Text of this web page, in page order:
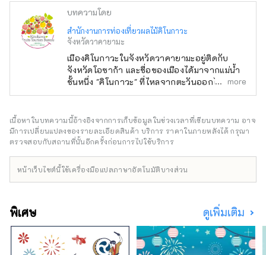
บทความโดย
สำนักงานการท่องเที่ยวผลไม้คิโนกาวะ
จังหวัดวาคายามะ
เมืองคิโนกาวะในจังหวัดวาคายามะอยู่ติดกับ
จังหวัดโอซาก้า และชื่อของเมืองได้มาจากแม่น้ำ
ชั้นหนึ่ง "คิโนกาวะ" ที่ไหลจากตะวันออกไปตะวัน
ตกผ่านใจกลางเมือง อุตสาหกรรมหลักคือ
พลับ กีวี และฮัสซาคุ มีการเก็บเกี่ยวตลอดทั้งปี
หลายคนชอบผลไม้ที่มีลักษณะพิเศษของมัน เช่น
แบรนด์ชั้นนำ ``Arakawa no Momo'' และลูกพีช
``Kinokawa persimmon'' สีดำหวาน นอกจากนี้
ที่สุดในโลก สำนักงานการท่องเที่ยวผลไม้คิโนกา
วะจำหน่ายผลิตภัณฑ์ผลไม้พิเศษ เช่นเดียวกับ
ผลิตภัณฑ์การท่องเที่ยว เช่น ประสบการณ์การ
เก็บผลไม้ โปรดอย่าลังเลที่จะติดต่อเรา
more
เนื้อหาในบทความนี้อ้างอิงจากการเก็บข้อมูลในช่วงเวลาที่เขียนบทความ อาจ
มีการเปลี่ยนแปลงของรายละเอียดสินค้า บริการ ราคาในภายหลังได้ กรุณา
ตรวจสอบกับสถานที่นั้นอีกครั้งก่อนการไปใช้บริการ
หน้าเว็บไซต์นี้ใช้เครื่องมือแปลภาษาอัตโนมัติบางส่วน
พิเศษ ดูเพิ่มเติม